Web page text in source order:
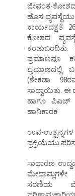
ಜೀವಂತ-ಕೋಶದ
ಹೊಸ
ಕಾರ್ಯದಕ್ಷತೆ
ಕೋಶದ
ಪ್ರಮಾಣವೂ
ಪ್ರಮಾಣದಲ್ಲಿ
(ಶೇಕಡಾ
ಸಾಧ್ವಾಯಿತು.
ಹಾಗೂ ಪಿಎಚ್
ಹಾನಿಕಾರಕ
ಉಪ-
ಪ್ರಕ್ರಿಯೆಯು
ಸಾಧಾರಣ
ಸರಣಿಯ